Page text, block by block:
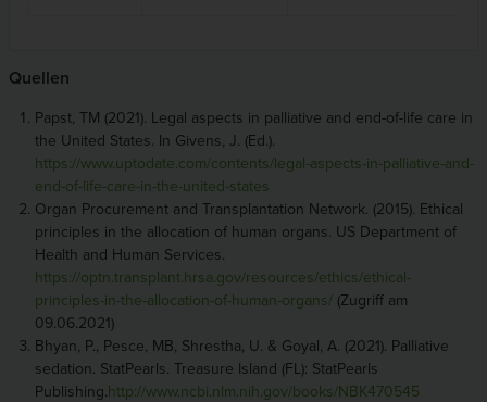
Quellen
Papst, TM (2021). Legal aspects in palliative and end-of-life care in
the United States. In Givens, J. (Ed.).
https://www.uptodate.com/contents/legal-aspects-in-palliative-and-
end-of-life-care-in-the-united-states
Organ Procurement and Transplantation Network. (2015). Ethical
principles in the allocation of human organs. US Department of
Health and Human Services.
https://optn.transplant.hrsa.gov/resources/ethics/ethical-
principles-in-the-allocation-of-human-organs/ (Zugriff am
09.06.2021)
Bhyan, P., Pesce, MB, Shrestha, U. & Goyal, A. (2021). Palliative
sedation. StatPearls. Treasure Island (FL): StatPearls
Publishing.http://www.ncbi.nlm.nih.gov/books/NBK470545